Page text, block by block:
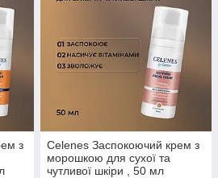
з
Celenes Заспокоючий крем з
морошкою для сухої та
чутливої шкіри , 50 мл